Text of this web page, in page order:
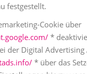
festgestellt.
Cookie über
*
der Digital
* über das